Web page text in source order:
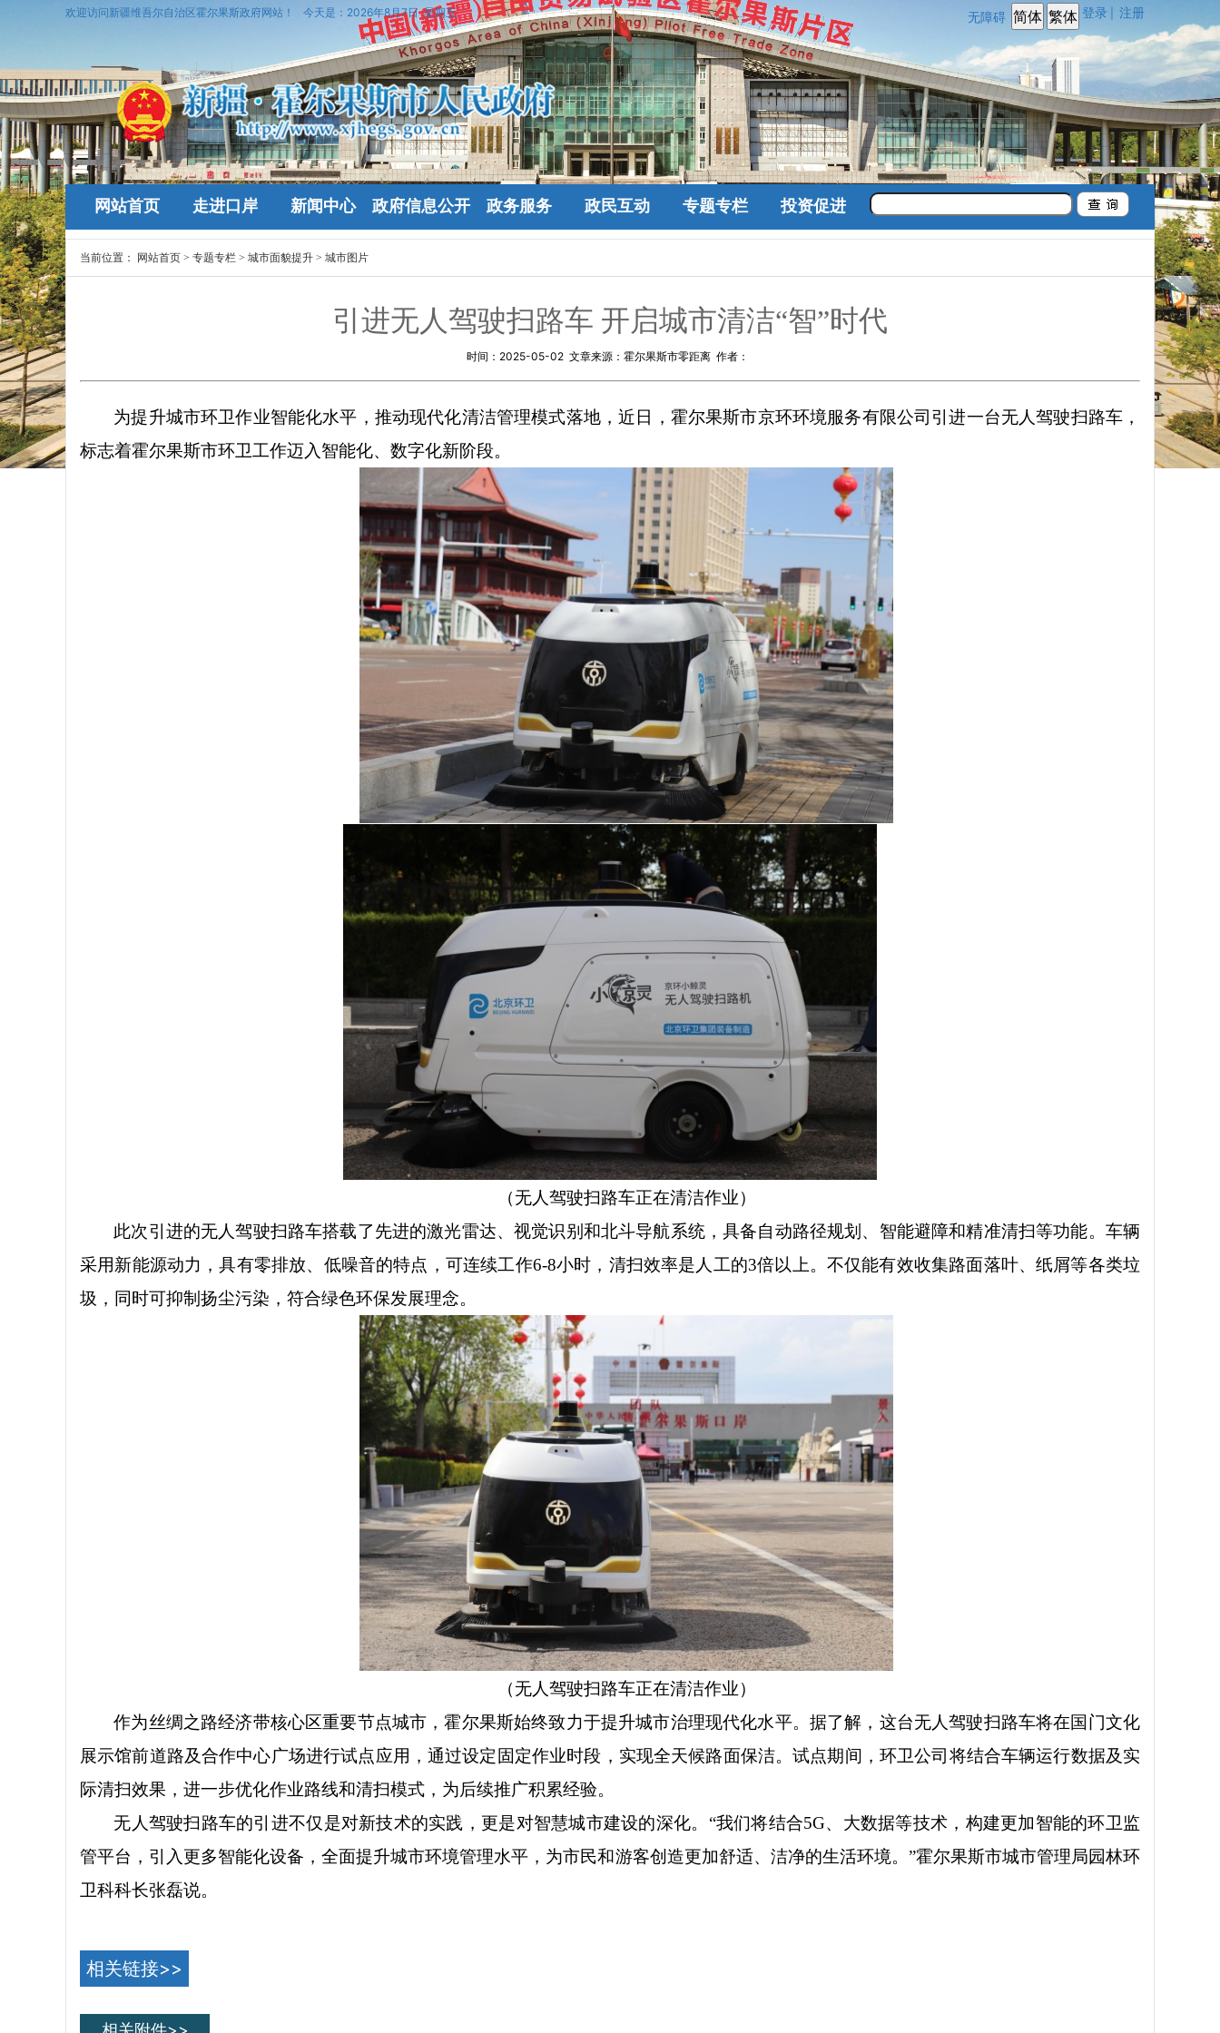
欢迎访问新疆维吾尔自治区霍尔果斯政府网站！ 今天是： 无障碍 登录 注册
2026年8月7日 星期五
网站首页 走进口岸 新闻中心 政府信息公开 政务服务 政民互动 专题专栏 投资促进
当前位置： 网站首页 > 专题专栏 > 城市面貌提升 > 城市图片
引进无人驾驶扫路车 开启城市清洁“智”时代
时间： 2025-05-02文章来源：霍尔果斯市零距离 作者：
为提升城市环卫作业智能化水平，推动现代化清洁管理模式落地，近日，霍尔果斯市京环环境服务有限公司引进一台无人驾驶扫路车，
标志着霍尔果斯市环卫工作迈入智能化、数字化新阶段。
（无人驾驶扫路车正在清洁作业）
此次引进的无人驾驶扫路车搭载了先进的激光雷达、视觉识别和北斗导航系统，具备自动路径规划、智能避障和精准清扫等功能。车辆
采用新能源动力，具有零排放、低噪音的特点，可连续工作6-8小时，清扫效率是人工的3倍以上。不仅能有效收集路面落叶、纸屑等各类垃
圾，同时可抑制扬尘污染，符合绿色环保发展理念。
（无人驾驶扫路车正在清洁作业）
作为丝绸之路经济带核心区重要节点城市，霍尔果斯始终致力于提升城市治理现代化水平。据了解，这台无人驾驶扫路车将在国门文化
展示馆前道路及合作中心广场进行试点应用，通过设定固定作业时段，实现全天候路面保洁。试点期间，环卫公司将结合车辆运行数据及实
际清扫效果，进一步优化作业路线和清扫模式，为后续推广积累经验。
无人驾驶扫路车的引进不仅是对新技术的实践，更是对智慧城市建设的深化。 “我们将结合5G、大数据等技术，构建更加智能的环卫监
管平台，引入更多智能化设备，全面提升城市环境管理水平，为市民和游客创造更加舒适、洁净的生活环境。”霍尔果斯市城市管理局园林环
卫科科长张磊说。
相关链接>>